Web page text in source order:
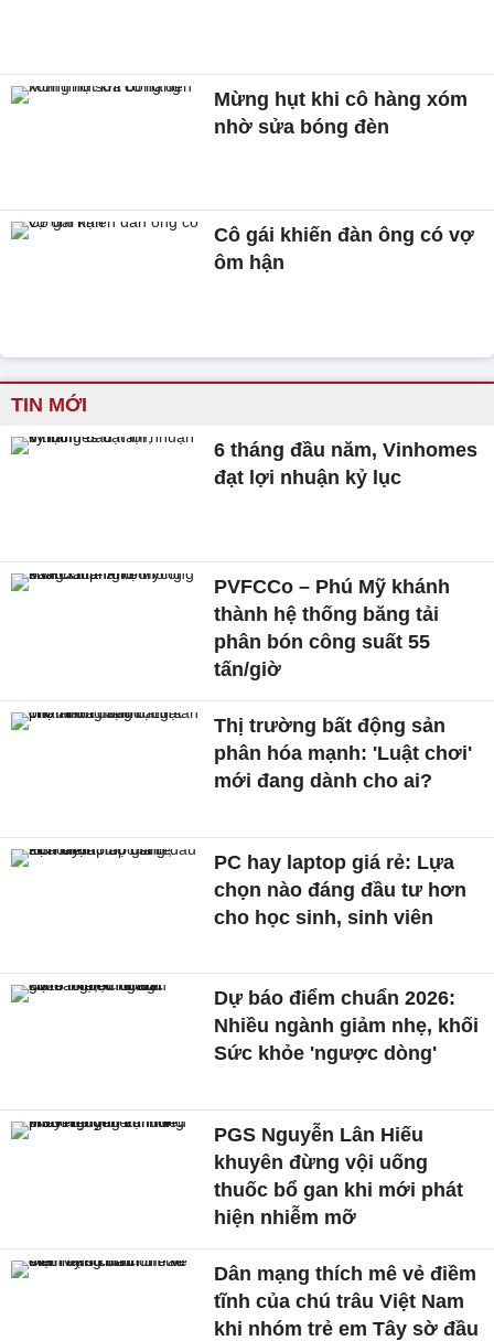
Mừng hụt khi cô hàng xóm
nhờ sửa bóng đèn
Cô gái khiến đàn ông có vợ
ôm hận
TIN MỚI
6 tháng đầu năm, Vinhomes
đạt lợi nhuận kỷ lục
PVFCCo – Phú Mỹ khánh
thành hệ thống băng tải
phân bón công suất 55
tấn/giờ
Thị trường bất động sản
phân hóa mạnh: 'Luật chơi'
mới đang dành cho ai?
PC hay laptop giá rẻ: Lựa
chọn nào đáng đầu tư hơn
cho học sinh, sinh viên
Dự báo điểm chuẩn 2026:
Nhiều ngành giảm nhẹ, khối
Sức khỏe 'ngược dòng'
PGS Nguyễn Lân Hiếu
khuyên đừng vội uống
thuốc bổ gan khi mới phát
hiện nhiễm mỡ
Dân mạng thích mê vẻ điềm
tĩnh của chú trâu Việt Nam
khi nhóm trẻ em Tây sờ đầu